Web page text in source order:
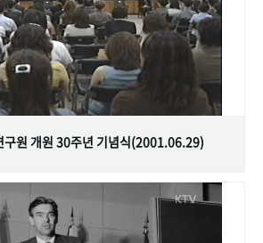
구원 개원 30주년 기념식(2001.06.29)